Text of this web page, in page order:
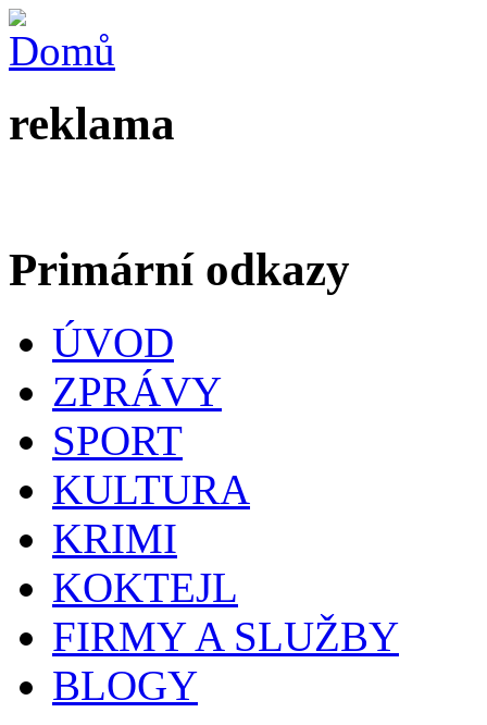
reklama
Primární odkazy
ÚVOD
ZPRÁVY
SPORT
KULTURA
KRIMI
KOKTEJL
FIRMY A SLUŽBY
BLOGY